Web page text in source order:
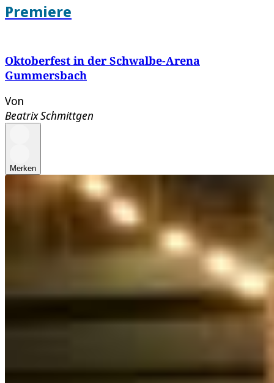
Premiere
Oktoberfest in der Schwalbe-Arena
Gummersbach
Von
Beatrix Schmittgen
Merken